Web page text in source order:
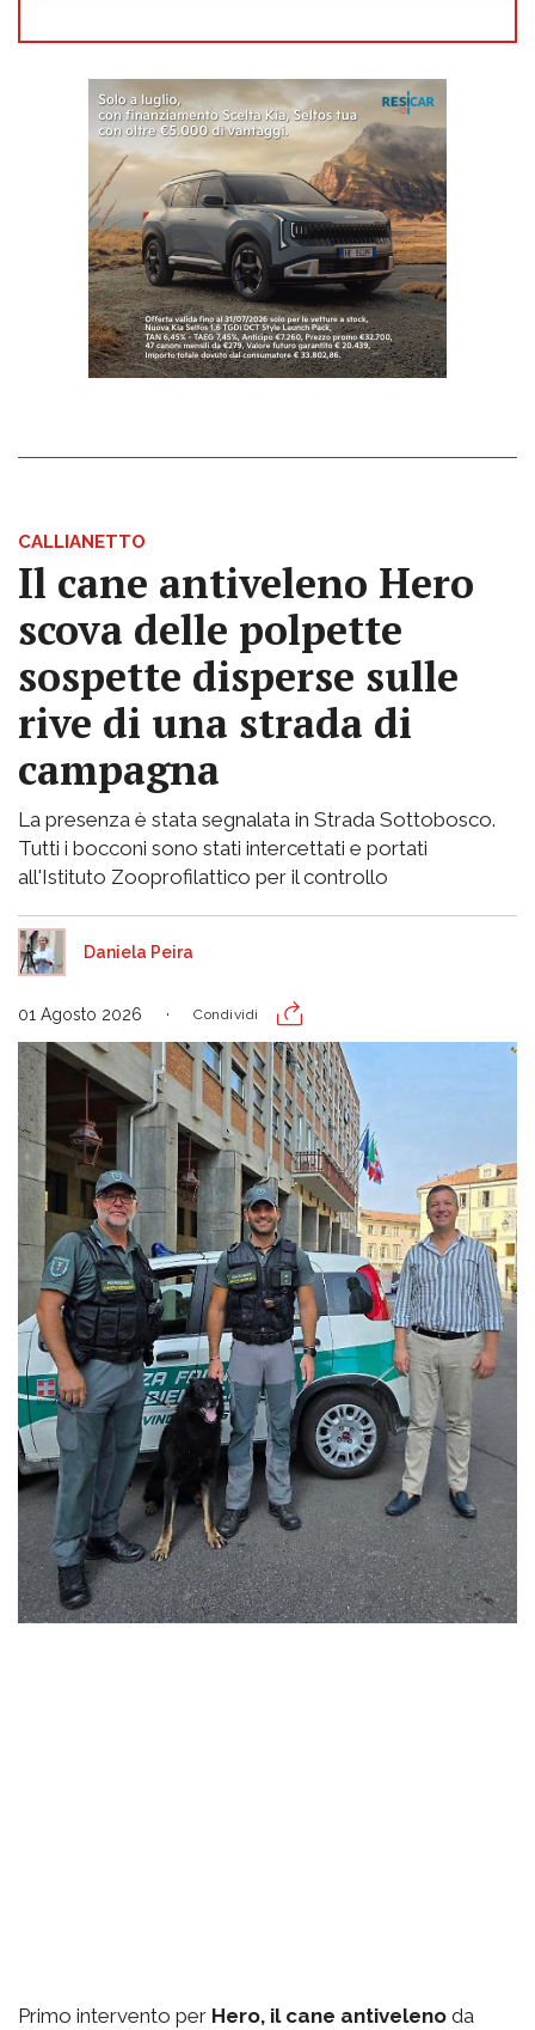
CALLIANETTO
Il cane antiveleno Hero
scova delle polpette
sospette disperse sulle
rive di una strada di
campagna
La presenza è stata segnalata in Strada Sottobosco.
Tutti i bocconi sono stati intercettati e portati
all'Istituto Zooprofilattico per il controllo
Daniela Peira
01 Agosto 2026 Condividi
Primo intervento per Hero, il cane antiveleno da